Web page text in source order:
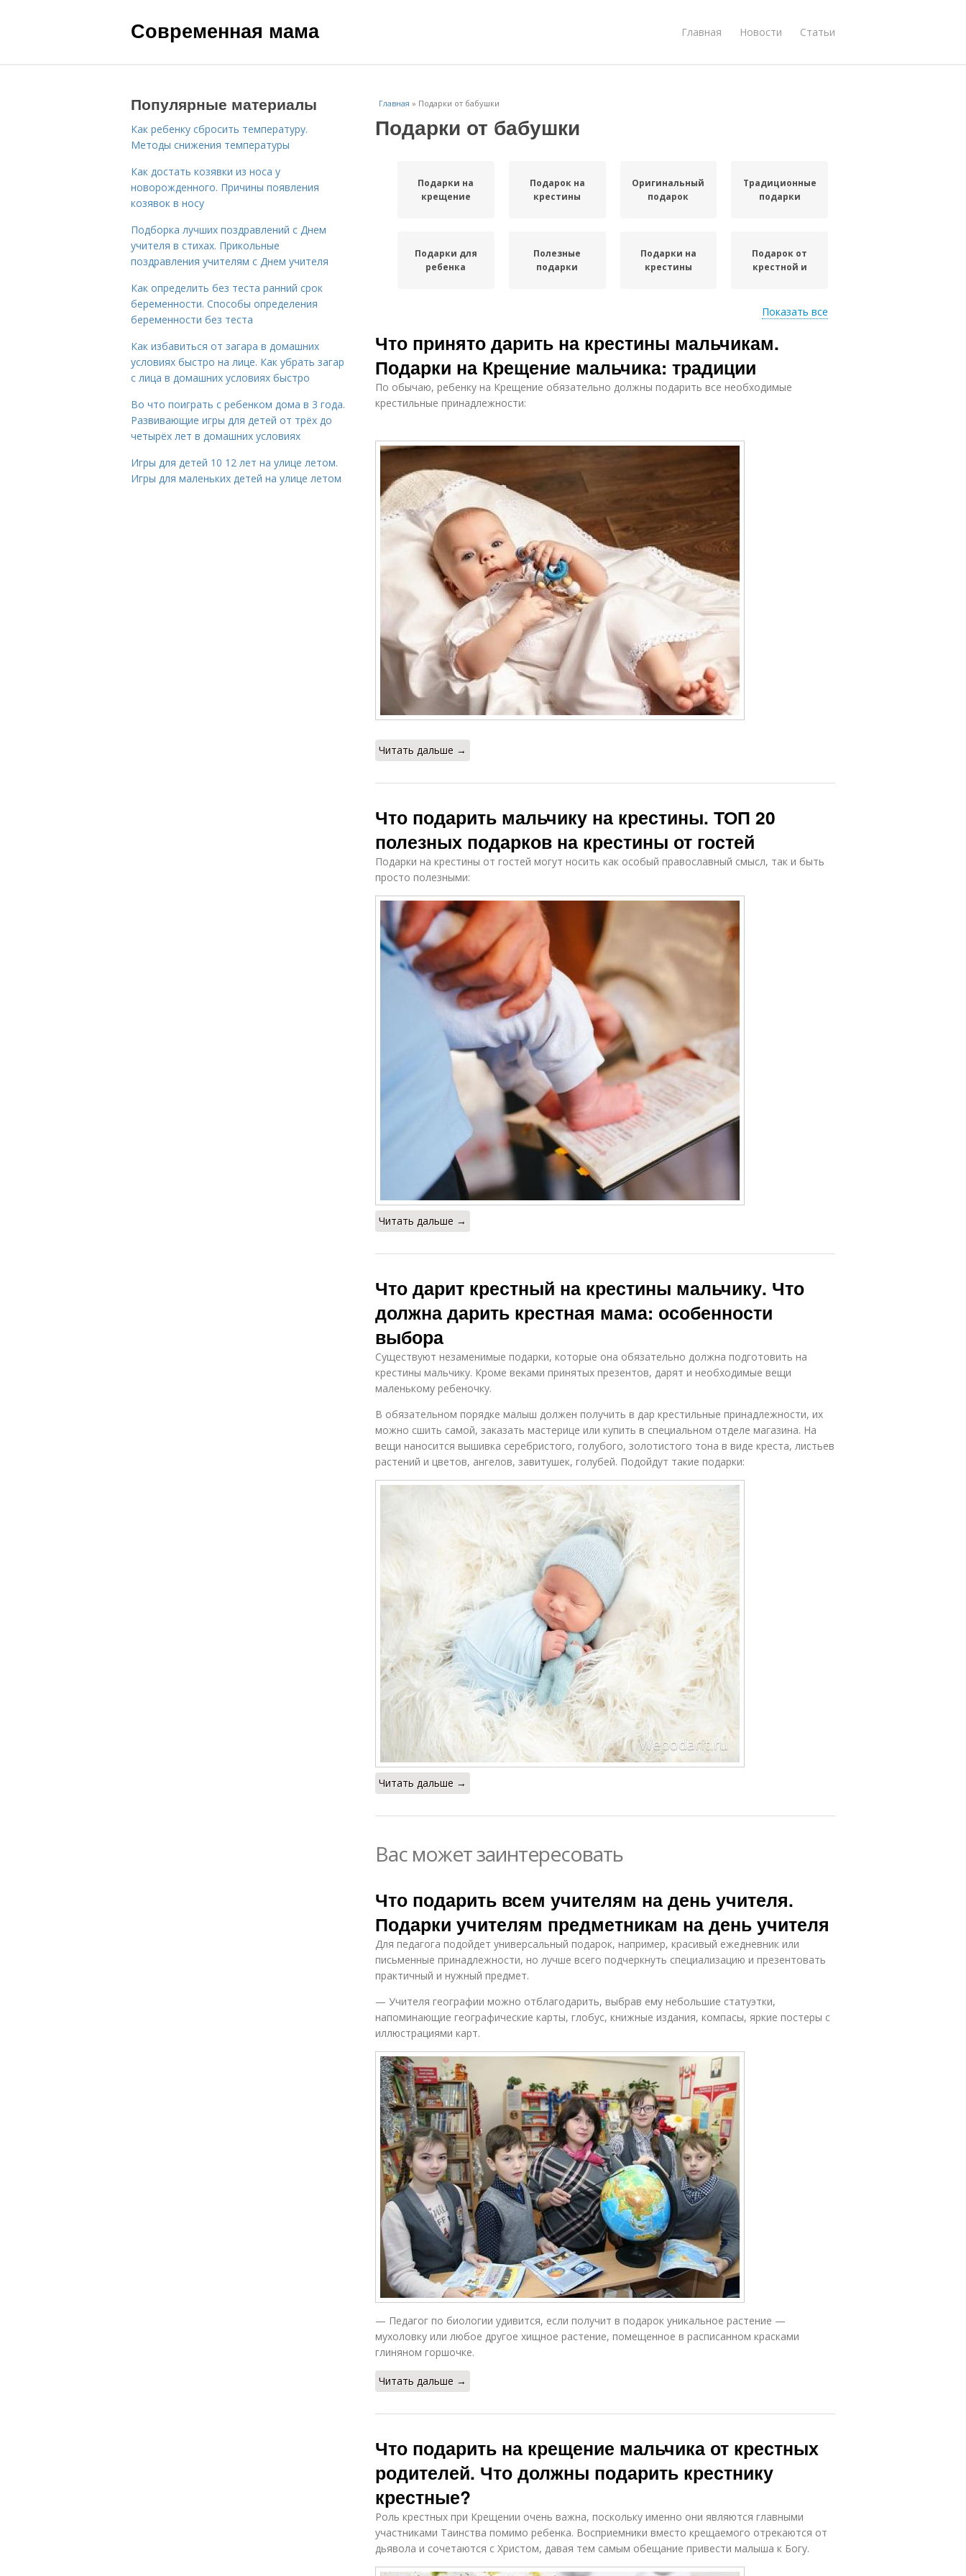
Современная мама Главная Новости Статьи
Главная » Подарки от бабушки
Подарки от бабушки
Подарки на
крещение
Подарок на
крестины
Оригинальный
подарок
Традиционные
подарки
Подарки для
ребенка
Полезные
подарки
Подарки на
крестины
Подарок от
крестной и
крещение
Показать все
Что принято дарить на крестины мальчикам.
Подарки на Крещение мальчика: традиции
По обычаю, ребенку на Крещение обязательно должны подарить все необходимые
крестильные принадлежности:
Читать дальше →
Что подарить мальчику на крестины. ТОП 20
полезных подарков на крестины от гостей
Подарки на крестины от гостей могут носить как особый православный смысл, так и быть
просто полезными:
Читать дальше →
Что дарит крестный на крестины мальчику. Что
должна дарить крестная мама: особенности
выбора
Существуют незаменимые подарки, которые она обязательно должна подготовить на
крестины мальчику. Кроме веками принятых презентов, дарят и необходимые вещи
маленькому ребеночку.
В обязательном порядке малыш должен получить в дар крестильные принадлежности, их
можно сшить самой, заказать мастерице или купить в специальном отделе магазина. На
вещи наносится вышивка серебристого, голубого, золотистого тона в виде креста, листьев
растений и цветов, ангелов, завитушек, голубей. Подойдут такие подарки:
Читать дальше →
Вас может заинтересовать
Что подарить всем учителям на день учителя.
Подарки учителям предметникам на день учителя
Для педагога подойдет универсальный подарок, например, красивый ежедневник или
письменные принадлежности, но лучше всего подчеркнуть специализацию и презентовать
практичный и нужный предмет.
— Учителя географии можно отблагодарить, выбрав ему небольшие статуэтки,
напоминающие географические карты, глобус, книжные издания, компасы, яркие постеры с
иллюстрациями карт.
— Педагог по биологии удивится, если получит в подарок уникальное растение —
мухоловку или любое другое хищное растение, помещенное в расписанном красками
глиняном горшочке.
Читать дальше →
Что подарить на крещение мальчика от крестных
родителей. Что должны подарить крестнику
крестные?
Роль крестных при Крещении очень важна, поскольку именно они являются главными
участниками Таинства помимо ребенка. Восприемники вместо крещаемого отрекаются от
дьявола и сочетаются с Христом, давая тем самым обещание привести малыша к Богу.
Популярные материалы
Как ребенку сбросить температуру.
Методы снижения температуры
Как достать козявки из носа у
новорожденного. Причины появления
козявок в носу
Подборка лучших поздравлений с Днем
учителя в стихах. Прикольные
поздравления учителям с Днем учителя
Как определить без теста ранний срок
беременности. Способы определения
беременности без теста
Как избавиться от загара в домашних
условиях быстро на лице. Как убрать загар
с лица в домашних условиях быстро
Во что поиграть с ребенком дома в 3 года.
Развивающие игры для детей от трёх до
четырёх лет в домашних условиях
Игры для детей 10 12 лет на улице летом.
Игры для маленьких детей на улице летом